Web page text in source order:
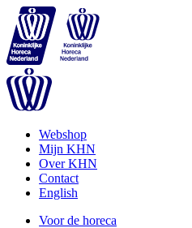
Webshop
Mijn KHN
Over KHN
Contact
English
Voor de horeca